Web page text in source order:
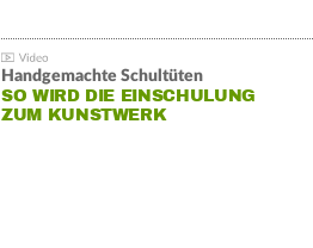
Handgemachte Schultüten
SO WIRD DIE EINSCHULUNG
ZUM KUNSTWERK